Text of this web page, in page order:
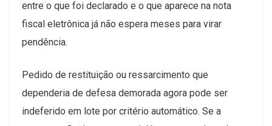
entre o que foi declarado e o que aparece na nota
fiscal eletrônica já não espera meses para virar
pendência.
Pedido de restituição ou ressarcimento que
dependeria de defesa demorada agora pode ser
indeferido em lote por critério automático. Se a